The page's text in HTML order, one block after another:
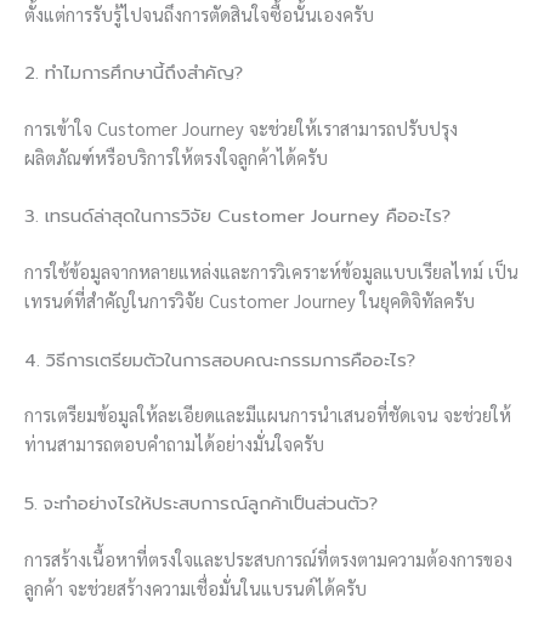
ตั้งแต่การรับรู้ไปจนถึงการตัดสินใจซื้อนั้นเองครับ
2. ทำไมการศึกษานี้ถึงสำคัญ?
การเข้าใจ Customer Journey จะช่วยให้เราสามารถปรับปรุง
ผลิตภัณฑ์หรือบริการให้ตรงใจลูกค้าได้ครับ
3. เทรนด์ล่าสุดในการวิจัย Customer Journey คืออะไร?
การใช้ข้อมูลจากหลายแหล่งและการวิเคราะห์ข้อมูลแบบเรียลไทม์ เป็น
เทรนด์ที่สำคัญในการวิจัย Customer Journey ในยุคดิจิทัลครับ
4. วิธีการเตรียมตัวในการสอบคณะกรรมการคืออะไร?
การเตรียมข้อมูลให้ละเอียดและมีแผนการนำเสนอที่ชัดเจน จะช่วยให้
ท่านสามารถตอบคำถามได้อย่างมั่นใจครับ
5. จะทำอย่างไรให้ประสบการณ์ลูกค้าเป็นส่วนตัว?
การสร้างเนื้อหาที่ตรงใจและประสบการณ์ที่ตรงตามความต้องการของ
ลูกค้า จะช่วยสร้างความเชื่อมั่นในแบรนด์ได้ครับ